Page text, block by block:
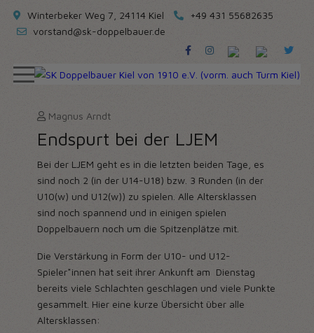
Winterbeker Weg 7, 24114 Kiel
+49 431 55682635
vorstand@sk-doppelbauer.de
Magnus Arndt
Endspurt bei der LJEM
Bei der LJEM geht es in die letzten beiden Tage, es
sind noch 2 (in der U14-U18) bzw. 3 Runden (in der
U10(w) und U12(w)) zu spielen. Alle Altersklassen
sind noch spannend und in einigen spielen
Doppelbauern noch um die Spitzenplätze mit.
Die Verstärkung in Form der U10- und U12-
Spieler*innen hat seit ihrer Ankunft am Dienstag
bereits viele Schlachten geschlagen und viele Punkte
gesammelt. Hier eine kurze Übersicht über alle
Altersklassen: